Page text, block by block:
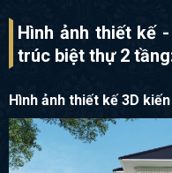
Hình ảnh thiết kế
trúc biệt thự 2
Hình ảnh thiết kế 3D